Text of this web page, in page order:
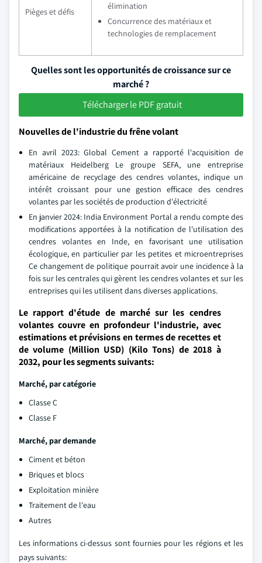
Pièges et défis
élimination
Concurrence des matériaux et
technologies de remplacement
Quelles sont les opportunités de croissance sur ce
marché ?
Télécharger le PDF gratuit
Nouvelles de l'industrie du frêne volant
En avril 2023: Global Cement a rapporté l'acquisition de
matériaux Heidelberg Le groupe SEFA, une entreprise
américaine de recyclage des cendres volantes, indique un
intérêt croissant pour une gestion efficace des cendres
volantes par les sociétés de production d'électricité
En janvier 2024: India Environment Portal a rendu compte des
modifications apportées à la notification de l'utilisation des
cendres volantes en Inde, en favorisant une utilisation
écologique, en particulier par les petites et microentreprises
Ce changement de politique pourrait avoir une incidence à la
fois sur les centrales qui gèrent les cendres volantes et sur les
entreprises qui les utilisent dans diverses applications.
Le rapport d'étude de marché sur les cendres
volantes couvre en profondeur l'industrie, avec
estimations et prévisions en termes de recettes et
de volume (Million USD) (Kilo Tons) de 2018 à
2032, pour les segments suivants:
Marché, par catégorie
Classe C
Classe F
Marché, par demande
Ciment et béton
Briques et blocs
Exploitation minière
Traitement de l'eau
Autres
Les informations ci-dessus sont fournies pour les régions et les
pays suivants: